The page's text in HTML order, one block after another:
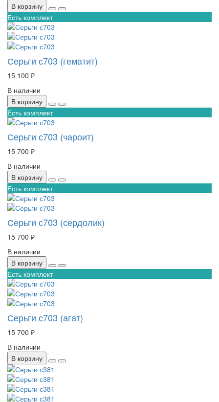
В корзину
Есть комплект
Серьги с703 (гематит)
15 100 ₽
В наличии
В корзину
Есть комплект
Серьги с703 (чароит)
15 700 ₽
В наличии
В корзину
Есть комплект
Серьги с703 (сердолик)
15 700 ₽
В наличии
В корзину
Есть комплект
Серьги с703 (агат)
15 700 ₽
В наличии
В корзину